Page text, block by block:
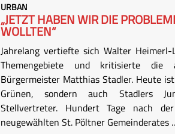
URBAN
„JETZT HABEN WIR DIE
WOLLTEN“
Jahrelang vertiefte sich Walter
Themengebiete und kritisierte die
Bürgermeister Matthias Stadler. Heute
Grünen, sondern auch Stadlers
Stellvertreter. Hundert Tage nach
neugewählten St. Pöltner Gemeinderates